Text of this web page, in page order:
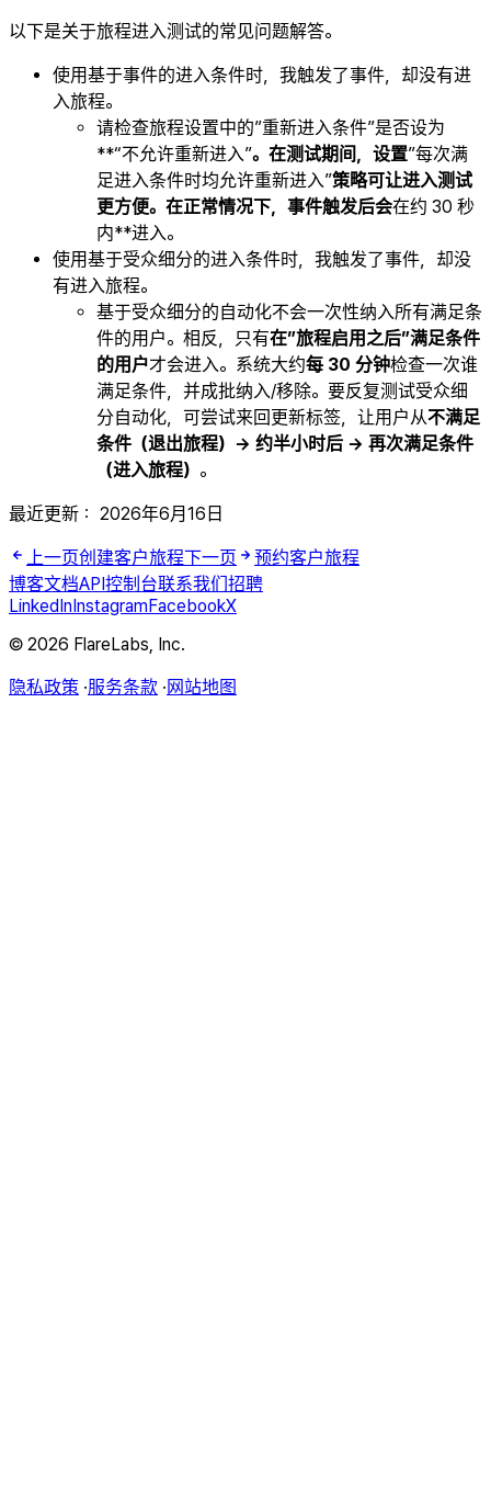
以下是关于旅程进入测试的常见问题解答。
使用基于事件的进入条件时，我触发了事件，却没有进
入旅程。
请检查旅程设置中的”重新进入条件”是否设为
**“不允许重新进入”。在测试期间，设置”每次满
足进入条件时均允许重新进入”策略可让进入测试
更方便。在正常情况下，事件触发后会在约 30 秒
内**进入。
使用基于受众细分的进入条件时，我触发了事件，却没
有进入旅程。
基于受众细分的自动化不会一次性纳入所有满足条
件的用户。相反，只有在”旅程启用之后”满足条件
的用户才会进入。系统大约每 30 分钟检查一次谁
满足条件，并成批纳入/移除。要反复测试受众细
分自动化，可尝试来回更新标签，让用户从不满足
条件（退出旅程）→ 约半小时后 → 再次满足条件
（进入旅程） 。
最近更新： 2026年6月16日
上一页创建客户旅程下一页
预约客户旅程
博客文档API 控制台联系我们 招聘
LinkedIn Instagram FacebookX
© 2026 FlareLabs, Inc.
隐私政策 ·服务条款 · 网站地图